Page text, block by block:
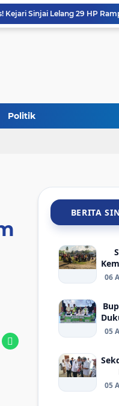
Kejari Sinjai Lelang 29 HP
Politik
BERITA
06
05
05